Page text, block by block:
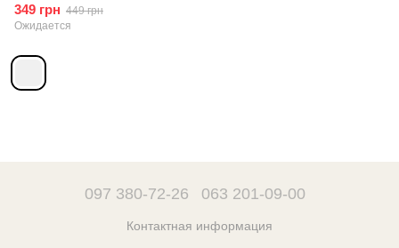
349 грн 449 грн
Ожидается
097 380-72-26 063 201-09-00
Контактная информация